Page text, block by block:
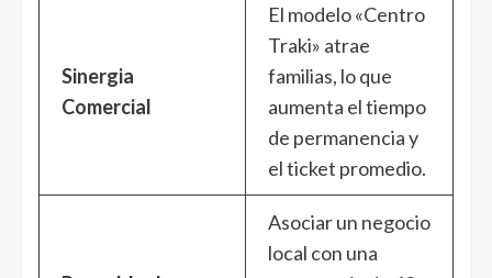
Sinergia
Comercial
El modelo «Centro
Traki» atrae
familias, lo que
aumenta el tiempo
de permanencia y
el ticket promedio.
Asociar un negocio
local con una